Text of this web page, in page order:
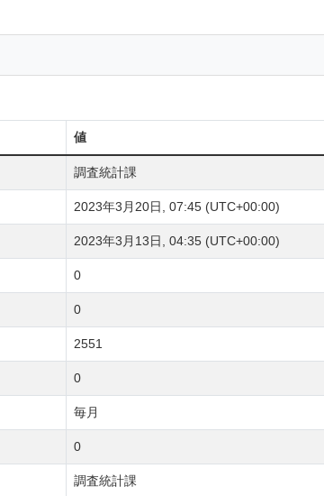
値
調査統計課
2023年3月20日, 07:45 (UTC+00:00)
2023年3月13日, 04:35 (UTC+00:00)
0
0
2551
0
毎月
0
調査統計課